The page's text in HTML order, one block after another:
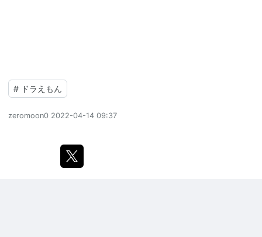
# ドラえもん
zeromoon0 2022-04-14 09:37